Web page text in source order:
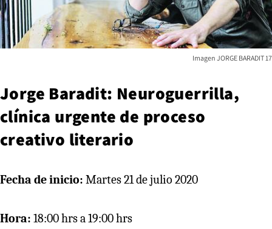
Imagen JORGE BARADIT 17
Jorge Baradit: Neuroguerrilla,
clínica urgente de proceso
creativo literario
Fecha de inicio: Martes 21 de julio 2020
Hora: 18:00 hrs a 19:00 hrs